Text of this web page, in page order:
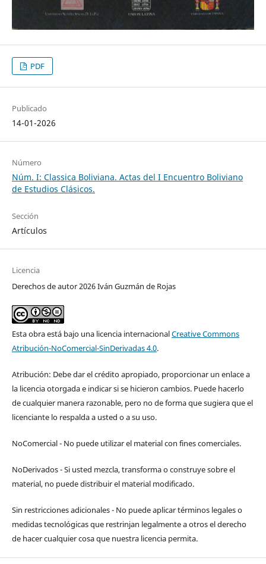
PDF
Publicado
14-01-2026
Número
Núm. I: Classica Boliviana. Actas del I Encuentro Boliviano
de Estudios Clásicos.
Sección
Artículos
Licencia
Derechos de autor 2026 Iván Guzmán de Rojas
Esta obra está bajo una licencia internacionalCreative Commons
Atribución-NoComercial-SinDerivadas 4.0.
Atribución: Debe dar el crédito apropiado, proporcionar un enlace a
la licencia otorgada e indicar si se hicieron cambios. Puede hacerlo
de cualquier manera razonable, pero no de forma que sugiera que el
licenciante lo respalda a usted o a su uso.
NoComercial - No puede utilizar el material con fines comerciales.
NoDerivados - Si usted mezcla, transforma o construye sobre el
material, no puede distribuir el material modificado.
Sin restricciones adicionales - No puede aplicar términos legales o
medidas tecnológicas que restrinjan legalmente a otros el derecho
de hacer cualquier cosa que nuestra licencia permita.